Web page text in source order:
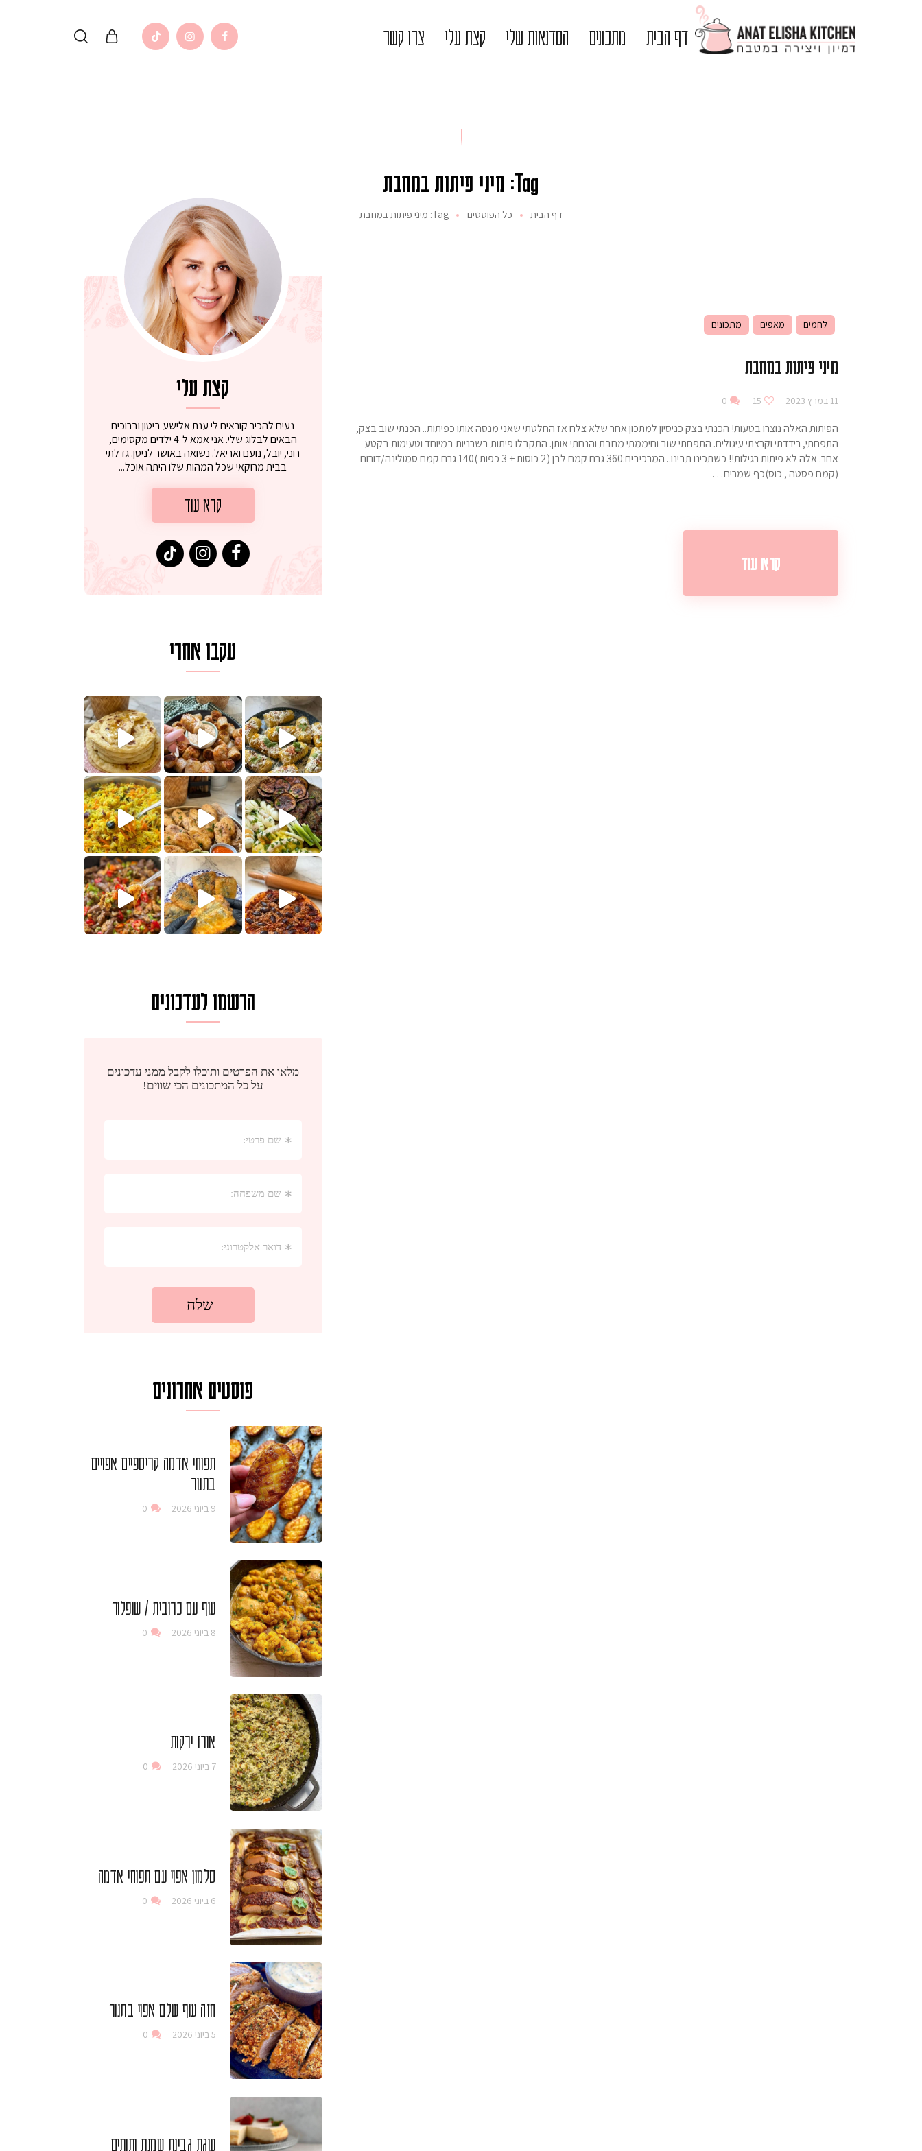
דף הבית מתכונים הסדנאות שלי קצת עלי צרו קשר
Tag: מיני פיתות במחבת
דף הבית כל הפוסטים Tag: מיני פיתות במחבת
לחמים מאפים מתכונים
מיני פיתות במחבת
11 במרץ 2023 15
0
הפיתות האלה נוצרו בטעות! הכנתי בצק כניסיון למתכון אחר שלא צלח אז החלטתי שאני מנסה אותו כפיתות.. הכנתי שוב בצק,
התפחתי, רידדתי וקרצתי עיגולים. התפחתי שוב וחיממתי מחבת והנחתי אותן. התקבלו פיתות בשרניות במיוחד וטעימות בקטע
אחר. אלה לא פיתות רגילות!! כשתכינו תבינו.. המרכיבים:360 גרם קמח לבן (2 כוסות + 3 כפות )140 גרם קמח סמולינה/דורום
(קמח פסטה , כוס)כף שמרים…
קרא עוד
קצת עלי
נעים להכיר קוראים לי ענת אלישע ביטון וברוכים
הבאים לבלוג שלי. אני אמא ל-4 ילדים מקסימים,
רוני, יובל, נועם ואריאל. נשואה באושר לניסן. גדלתי
בבית מרוקאי שכל המהות שלו היתה אוכל...
קרא עוד
עקבו אחרי
קלחי תירס צרובים על מחבת עם גבינה בולגרית מעודנת מ
נשנושי פרגיות קריספיים ממכרים שמכינים בכמה דקות עב
לחם מחבת שהוא שילוב של מופלטה וספינז׳, רעיון מעול
אז מה בשבילכם? בפ
פסטל טוניסאי לתשעת הימים, חשבתי מה לחדש לכם ונראה
אורז יצירתי לתשעת הימים ולכבוד שבת קודשלמתכון
פיצה של תשעת הימים ולמה היא נקראת ככה? ההסבר בסרטו
מז׳ווז׳ין או בתרגום לעברית, מחותניםמתכון ראש
שייטל מוקפץ עם אורז חביתה וירקות, למתכון . המרכי
הרשמו לעדכונים
פוסטים אחרונים
תפוחי אדמה קריספיים אפויים
בתנור
9 ביוני 2026 0
עוף עם כרובית / שופלור
8 ביוני 2026 0
אורז ירקות
7 ביוני 2026 0
סלמון אפוי עם תפוחי אדמה
6 ביוני 2026 0
חזה עוף שלם אפוי בתנור
5 ביוני 2026 0
עוגת גבינת שמנת ותותים